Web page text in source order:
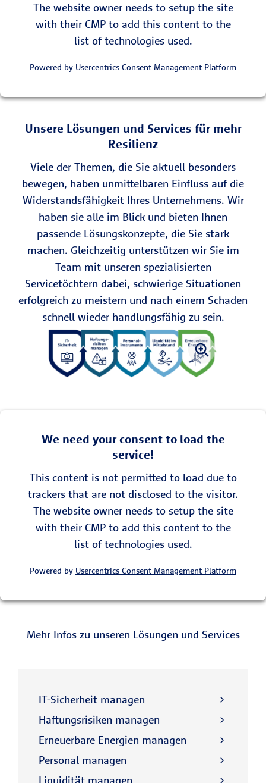
The website owner needs to setup the site
with their CMP to add this content to the
list of technologies used.
Powered by Usercentrics Consent Management Platform
Unsere Lösungen und Services für mehr
Resilienz
Viele der Themen, die Sie aktuell besonders
bewegen, haben unmittelbaren Einfluss auf die
Widerstandsfähigkeit Ihres Unternehmens. Wir
haben sie alle im Blick und bieten Ihnen
passende Lösungskonzepte, die Sie stark
machen. Gleichzeitig unterstützen wir Sie im
Team mit unseren spezialisierten
Servicetöchtern dabei, schwierige Situationen
erfolgreich zu meistern und nach einem Schaden
schnell wieder handlungsfähig zu sein.
We need your consent to load the
service!
This content is not permitted to load due to
trackers that are not disclosed to the visitor.
The website owner needs to setup the site
with their CMP to add this content to the
list of technologies used.
Powered by Usercentrics Consent Management Platform
Mehr Infos zu unseren Lösungen und Services
IT-Sicherheit managen
Haftungsrisiken managen
Erneuerbare Energien managen
Personal managen